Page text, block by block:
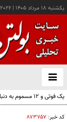
يکشنبه ۱۸ مرداد ۱۴۰۵ |
باز
و
یک فوتی و ۱۲ مسموم به دنبال مصرف مشروبات الکلی در نیشابور
کد خبر: ۸۷۳۷۵۷